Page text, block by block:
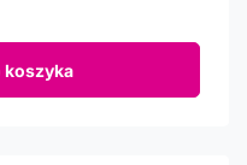
koszyka